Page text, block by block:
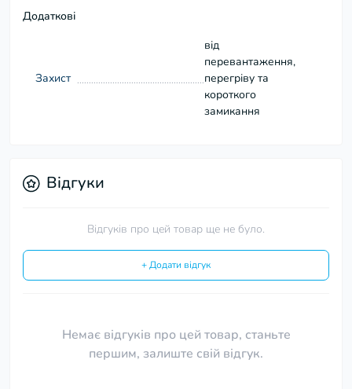
Додаткові
Захист
від
перевантаження,
перегріву та
короткого
замикання
Відгуки
Відгуків про цей товар ще не було.
+ Додати відгук
Немає відгуків про цей товар, станьте
першим, залиште свій відгук.